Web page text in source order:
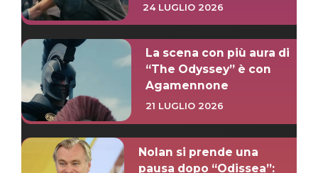
24 LUGLIO 2026
La scena con più aura di
“The Odyssey” è con
Agamennone
21 LUGLIO 2026
Nolan si prende una
pausa dopo “Odissea”: